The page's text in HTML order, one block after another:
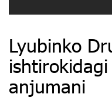
Lyubinko
anjumani